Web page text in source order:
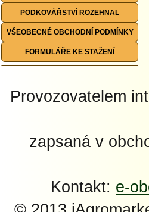
PODKOVÁŘSTVÍ ROZEHNAL
VŠEOBECNÉ OBCHODNÍ PODMÍNKY
FORMULÁŘE KE STAŽENÍ
Provozovatelem
zapsaná v
Kontakt: e-